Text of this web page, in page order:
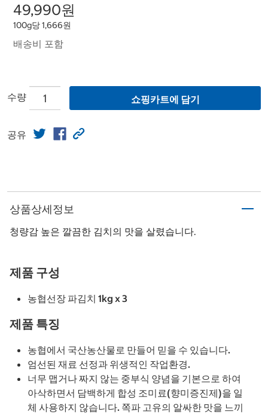
49,990원
100g당 1,666원
배송비 포함
수량 쇼핑카트에 담기
공유
상품상세정보
청량감 높은 깔끔한 김치의 맛을 살렸습니다.
제품 구성
농협선장 파김치 1kg x 3
제품 특징
농협에서 국산농산물로 만들어 믿을 수 있습니다.
엄선된 재료 선정과 위생적인 작업환경.
너무 맵거나 짜지 않는 중부식 양념을 기본으로 하여
아삭하면서 담백하게 합성 조미료(향미증진제)을 일
체 사용하지 않습니다. 쪽파 고유의 알싸한 맛을 느끼